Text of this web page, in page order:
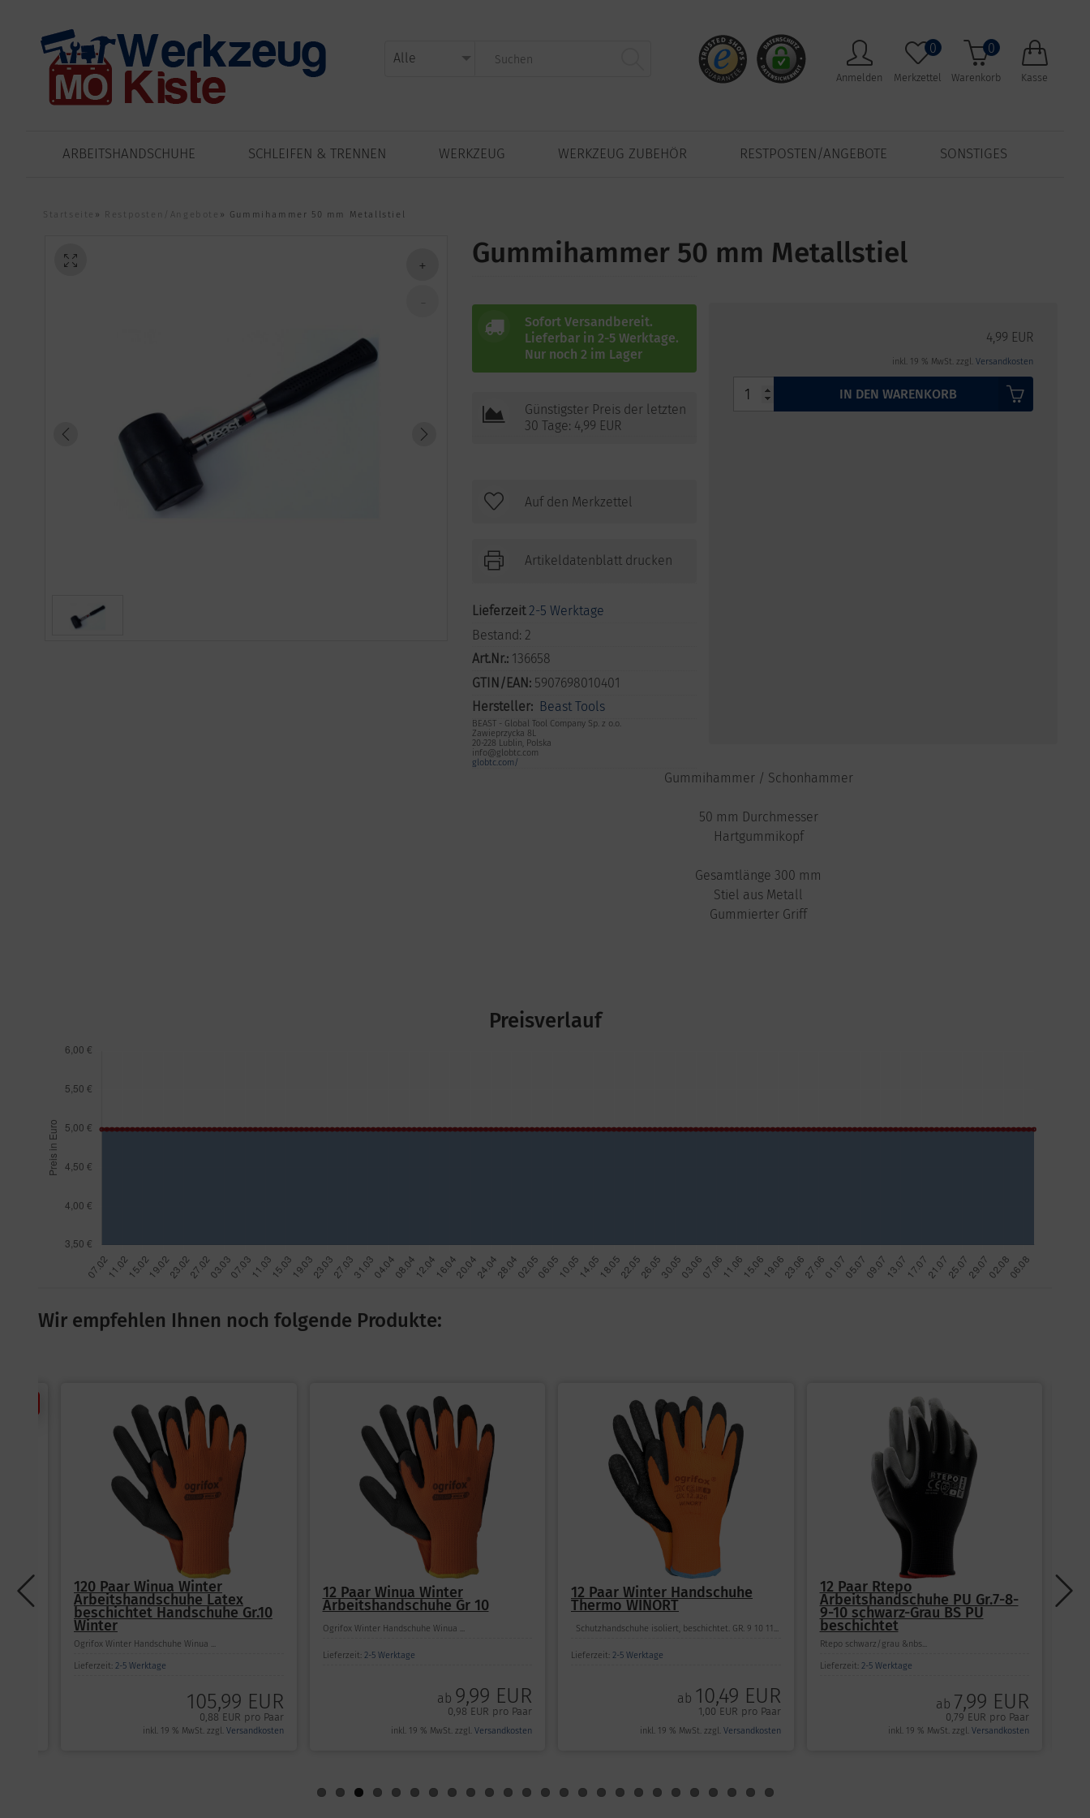
Anmelden Merkzettel
0
Warenkorb
0
Kasse
ARBEITSHANDSCHUHE SCHLEIFEN & TRENNEN WERKZEUG WERKZEUG ZUBEHÖR RESTPOSTEN/ANGEBOTE SONSTIGES
Startseite » Restposten/Angebote » Gummihammer 50 mm Metallstiel
Gummihammer 50 mm Metallstiel
Sofort Versandbereit.
Lieferbar in 2-5 Werktage.
Nur noch 2 im Lager
Günstigster Preis der letzten
30 Tage: 4,99 EUR
Artikeldatenblatt drucken
Lieferzeit 2-5 Werktage
Bestand: 2
Art.Nr.: 136658
GTIN/EAN: 5907698010401
Hersteller: Beast Tools
BEAST - Global Tool Company Sp. z o.o.
Zawieprzycka 8L
20-228 Lublin, Polska
info@globtc.com
globtc.com/
4,99 EUR
inkl. 19 % MwSt. zzgl. Versandkosten
IN DEN WARENKORB
Gummihammer / Schonhammer
50 mm Durchmesser
Hartgummikopf
Gesamtlänge 300 mm
Stiel aus Metall
Gummierter Griff
Preisverlauf
Wir empfehlen Ihnen noch folgende Produkte:
12 Paar Winua Winter
Arbeitshandschuhe Gr 10
Ogrifox Winter Handschuhe Winua ...
ab 9,99 EUR
0,98 EUR pro Paar
inkl. 19 % MwSt. zzgl.Versandkosten
12 Paar Winter Handschuhe
Thermo WINORT
Schutzhandschuhe isoliert, beschichtet. GR. 9 10 11...
Lieferzeit:2-5 Werktage
10,49 EUR
1,00 EUR pro Paar
inkl. 19 % MwSt. zzgl.Versandkosten
12 Paar Rtepo
Arbeitshandschuhe PU Gr.7-8-
9-10 schwarz-Grau BS PU
beschichtet
ab 7,99 EUR
0,79 EUR pro Paar
inkl. 19 % MwSt. zzgl.Versandkosten
12 Paar Rtepo
Arbeitshandschuhe PU Gr.7-8-
9-10 schwarz
Lieferzeit: 2-5 Werktage
ab 7,99 EUR
0,79 EUR pro Paar
inkl. 19 % MwSt. zzgl.Versandkosten
12